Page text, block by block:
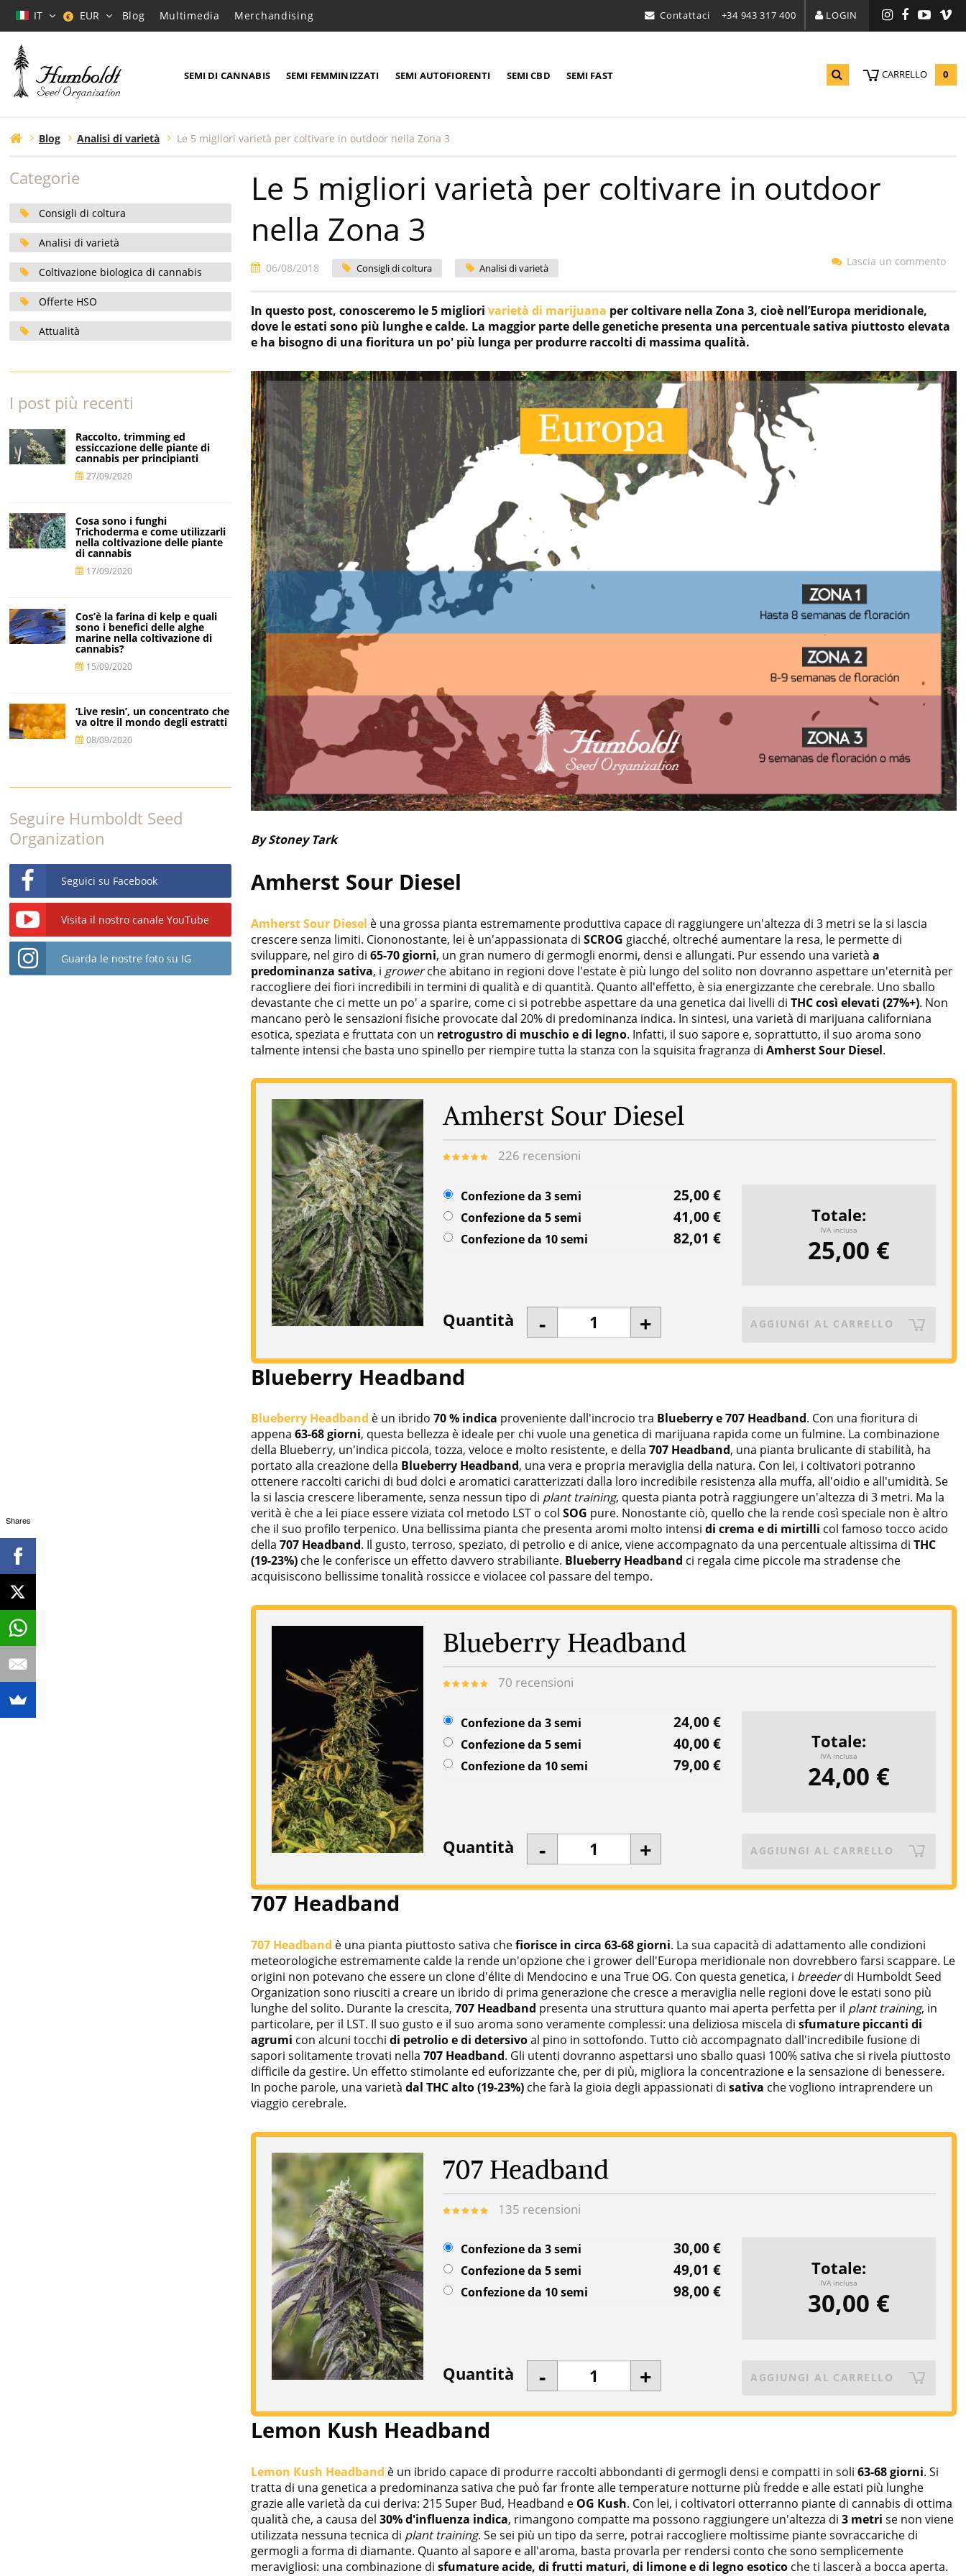
IT € EUR Blog Multimedia Merchandising Contattaci +34 943 317 400 LOGIN Instagram
Facebook
SEMI DI CANNABIS SEMI FEMMINIZZATI SEMI AUTOFIORENTI SEMI CBD SEMI FAST CARRELLO 0
Blog Analisi di varietà Le 5 migliori varietà per coltivare in outdoor nella Zona 3
Le 5 migliori varietà per coltivare in outdoor
nella Zona 3
06/08/2018 Consigli di coltura Analisi di varietà Lascia un commento
In questo post, conosceremo le 5 migliorivarietà di marijuana per coltivare nella Zona 3, cioè nell’Europa meridionale,
dove le estati sono più lunghe e calde. La maggior parte delle genetiche presenta una percentuale sativa piuttosto elevata
e ha bisogno di una fioritura un po' più lunga per produrre raccolti di massima qualità.
By Stoney Tark
Amherst Sour Diesel
Amherst Sour Diesel è una grossa pianta estremamente produttiva capace di raggiungere un'altezza di 3 metri se la si lascia
crescere senza limiti. Ciononostante, lei è un'appassionata diSCROG giacché, oltreché aumentare la resa, le permette di
sviluppare, nel giro di65-70 giorni, un gran numero di germogli enormi, densi e allungati. Pur essendo una varietàa
predominanza sativa, i growerche abitano in regioni dove l'estate è più lungo del solito non dovranno aspettare un'eternità per
raccogliere dei fiori incredibili in termini di qualità e di quantità. Quanto all'effetto, è sia energizzante che cerebrale. Uno sballo
devastante che ci mette un po' a sparire, come ci si potrebbe aspettare da una genetica dai livelli diTHC così elevati (27%+). Non
mancano però le sensazioni fisiche provocate dal 20% di predominanza indica. In sintesi, una varietà di marijuana californiana
esotica, speziata e fruttata con un retrogustro di muschio e di legno. Infatti, il suo sapore e, soprattutto, il suo aroma sono
talmente intensi che basta uno spinello per riempire tutta la stanza con la squisita fragranza diAmherst Sour Diesel.
Amherst Sour Diesel
226 recensioni
Confezione da 3 semi 25,00 €
Confezione da 5 semi 41,00 €
Confezione da 10 semi 82,01 €
Totale
IVA inclusa
25,00 €
Quantità AGGIUNGI AL CARRELLO
Blueberry Headband
Blueberry Headband è un ibrido70 % indica proveniente dall'incrocio tra Blueberry e 707 Headband. Con una fioritura di
appena63-68 giorni, questa bellezza è ideale per chi vuole una genetica di marijuana rapida come un fulmine. La combinazione
della Blueberry, un'indica piccola, tozza, veloce e molto resistente, e della707 Headband, una pianta brulicante di stabilità, ha
portato alla creazione della Blueberry Headband, una vera e propria meraviglia della natura. Con lei, i coltivatori potranno
ottenere raccolti carichi di bud dolci e aromatici caratterizzati dalla loro incredibile resistenza alla muffa, all'oidio e all'umidità. Se
la si lascia crescere liberamente, senza nessun tipo di plant training, questa pianta potrà raggiungere un'altezza di 3 metri. Ma la
verità è che a lei piace essere viziata col metodo LST o colSOG pure. Nonostante ciò, quello che la rende così speciale non è altro
che il suo profilo terpenico. Una bellissima pianta che presenta aromi molto intensidi crema e di mirtilli col famoso tocco acido
della707 Headband. Il gusto, terroso, speziato, di petrolio e di anice, viene accompagnato da una percentuale altissima diTHC
(19-23%) che le conferisce un effetto davvero strabiliante. Blueberry Headband ci regala cime piccole ma stradense che
acquisiscono bellissime tonalità rossicce e violacee col passare del tempo.
Blueberry Headband
70 recensioni
Confezione da 3 semi 24,00 €
Confezione da 5 semi 40,00 €
Confezione da 10 semi 79,00 €
Totale
IVA inclusa
24,00 €
Quantità AGGIUNGI AL CARRELLO
707 Headband
707 Headband è una pianta piuttosto sativa chefiorisce in circa 63-68 giorni. La sua capacità di adattamento alle condizioni
meteorologiche estremamente calde la rende un'opzione che i grower dell'Europa meridionale non dovrebbero farsi scappare. Le
origini non potevano che essere un clone d'élite di Mendocino e una True OG. Con questa genetica, i breederdi Humboldt Seed
Organization sono riusciti a creare un ibrido di prima generazione che cresce a meraviglia nelle regioni dove le estati sono più
lunghe del solito. Durante la crescita,707 Headband presenta una struttura quanto mai aperta perfetta per il plant training, in
particolare, per il LST. Il suo gusto e il suo aroma sono veramente complessi: una deliziosa miscela disfumature piccanti di
agrumi con alcuni tocchidi petrolio e di detersivoal pino in sottofondo. Tutto ciò accompagnato dall'incredibile fusione di
sapori solitamente trovati nella707 Headband. Gli utenti dovranno aspettarsi uno sballo quasi 100% sativa che si rivela piuttosto
difficile da gestire. Un effetto stimolante ed euforizzante che, per di più, migliora la concentrazione e la sensazione di benessere.
In poche parole, una varietàdal THC alto (19-23%) che farà la gioia degli appassionati disativa che vogliono intraprendere un
viaggio cerebrale.
707 Headband
135 recensioni
Confezione da 3 semi 30,00 €
Confezione da 5 semi 49,01 €
Confezione da 10 semi 98,00 €
Totale
IVA inclusa
30,00 €
Quantità AGGIUNGI AL CARRELLO
Lemon Kush Headband
Lemon Kush Headband è un ibrido capace di produrre raccolti abbondanti di germogli densi e compatti in soli63-68 giorni. Si
tratta di una genetica a predominanza sativa che può far fronte alle temperature notturne più fredde e alle estati più lunghe
grazie alle varietà da cui deriva: 215 Super Bud, Headband e OG Kush. Con lei, i coltivatori otterranno piante di cannabis di ottima
qualità che, a causa del30% d'influenza indica, rimangono compatte ma possono raggiungere un'altezza di3 metri se non viene
utilizzata nessuna tecnica di plant training. Se sei più un tipo da serre, potrai raccogliere moltissime piante sovraccariche di
germogli a forma di diamante. Quanto al sapore e all'aroma, basta provarla per rendersi conto che sono semplicemente
meravigliosi: una combinazione disfumature acide, di frutti maturi, di limone e di legno esotico che ti lascerà a bocca aperta.
Categorie
Consigli di coltura
Analisi di varietà
Coltivazione biologica di cannabis
Offerte HSO
Attualità
I post più recenti
Raccolto, trimming ed
essiccazione delle piante di
cannabis per principianti
27/09/2020
Cosa sono i funghi
Trichoderma e come utilizzarli
nella coltivazione delle piante
di cannabis
17/09/2020
Cos’è la farina di kelp e quali
sono i benefici delle alghe
marine nella coltivazione di
cannabis?
15/09/2020
‘Live resin’, un concentrato che
va oltre il mondo degli estratti
08/09/2020
Seguire Humboldt Seed
Organization
Seguici su Facebook
Visita il nostro canale YouTube
Guarda le nostre foto su IG
Shares